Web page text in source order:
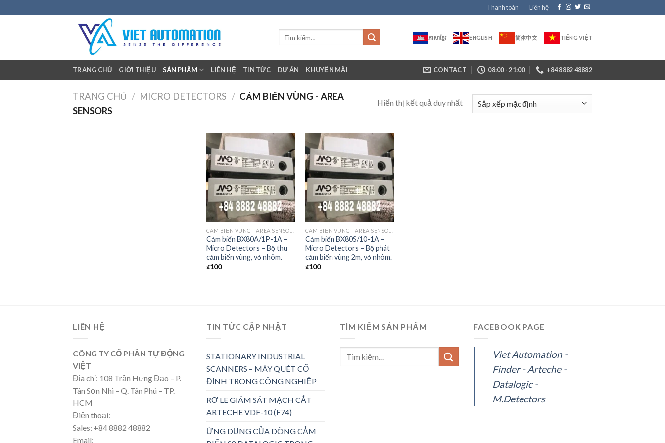
to
Thanh toán Liên hệ
ភាសាខ្មែរ ENGLISH 简体中文 TIẾNG VIỆT
TRANG CHỦ GIỚI THIỆU SẢN PHẨM LIÊN HỆ TIN TỨC DỰ ÁN KHUYẾN MÃI CONTACT 08:00 - 21:00 +84 8882 48882
TRANG CHỦ / MICRO DETECTORS / CẢM BIẾN VÙNG - AREA
SENSORS
Hiển thị kết quả duy nhất
+
Cảm biến BX80A/1P-1A –
Micro Detectors – Bộ thu
cảm biến vùng, vỏ nhôm.
₫100
+
Cảm biến BX80S/10-1A –
Micro Detectors – Bộ phát
cảm biến vùng 2m, vỏ nhôm.
₫100
LIÊN HỆ
CÔNG TY CỔ PHẦN TỰ ĐỘNG
VIỆT
Địa chỉ: 108 Trần Hưng Đạo – P.
Tân Sơn Nhì – Q. Tân Phú – TP.
HCM
Điện thoại:
Sales: +84 8882 48882
Email:
TIN TỨC CẬP NHẬT
STATIONARY INDUSTRIAL
SCANNERS – MÁY QUÉT CỐ
ĐỊNH TRONG CÔNG NGHIỆP
RƠ LE GIÁM SÁT MẠCH CẮT
ARTECHE VDF-10 (F74)
ỨNG DỤNG CỦA DÒNG CẢM
TÌM KIẾM SẢN PHẨM FACEBOOK PAGE
Viet Automation -
Finder - Arteche -
Datalogic -
M.Detectors